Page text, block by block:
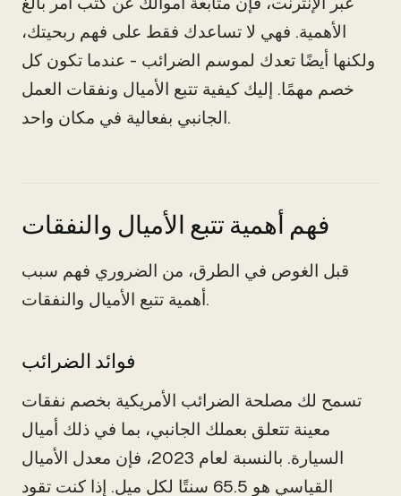
الأهمية. فهي لا تساعدك فقط على فهم ربحيتك،
ولكنها أيضًا تعدك لموسم الضرائب - عندما تكون كل
خصم مهمًا. إليك كيفية تتبع الأميال ونفقات العمل
الجانبي بفعالية في مكان واحد.
فهم أهمية تتبع الأميال والنفقات
قبل الغوص في الطرق، من الضروري فهم سبب
أهمية تتبع الأميال والنفقات.
فوائد الضرائب
تسمح لك مصلحة الضرائب الأمريكية بخصم نفقات
معينة تتعلق بعملك الجانبي، بما في ذلك أميال
السيارة. بالنسبة لعام 2023، فإن معدل الأميال
القياسي هو 65.5 سنتًا لكل ميل. إذا كنت تقود